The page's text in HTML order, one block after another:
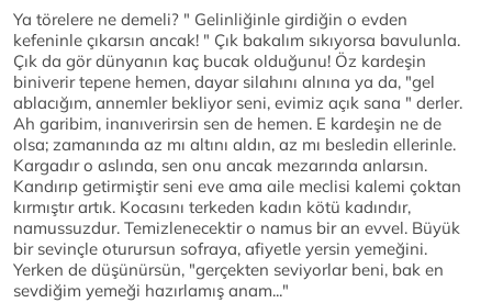
Ya törelere ne demeli? " Gelinliğinle girdiğin o evden
kefeninle çıkarsın ancak! " Çık bakalım sıkıyorsa bavulunla.
Çık da gör dünyanın kaç bucak olduğunu! Öz kardeşin
biniverir tepene hemen, dayar silahını alnına ya da, "gel
ablacığım, annemler bekliyor seni, evimiz açık sana " derler.
Ah garibim, inanıverirsin sen de hemen. E kardeşin ne de
olsa; zamanında az mı altını aldın, az mı besledin ellerinle.
Kargadır o aslında, sen onu ancak mezarında anlarsın.
Kandırıp getirmiştir seni eve ama aile meclisi kalemi çoktan
kırmıştır artık. Kocasını terkeden kadın kötü kadındır,
namussuzdur. Temizlenecektir o namus bir an evvel. Büyük
bir sevinçle oturursun sofraya, afiyetle yersin yemeğini.
Yerken de düşünürsün, "gerçekten seviyorlar beni, bak en
sevdiğim yemeği hazırlamış anam..."